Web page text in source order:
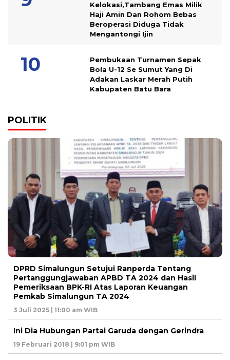
Kelokasi,Tambang Emas Milik
Haji Amin Dan Rohom Bebas
Beroperasi Diduga Tidak
Mengantongi Ijin
Pembukaan Turnamen Sepak
Bola U-12 Se Sumut Yang Di
Adakan Laskar Merah Putih
Kabupaten Batu Bara
POLITIK
DPRD Simalungun Setujui Ranperda Tentang
Pertanggungjawaban APBD TA 2024 dan Hasil
Pemeriksaan BPK-RI Atas Laporan Keuangan
Pemkab Simalungun TA 2024
3 Juli 2025 | 11:00 am WIB
Ini Dia Hubungan Partai Garuda dengan Gerindra
19 Februari 2018 | 9:01 pm WIB